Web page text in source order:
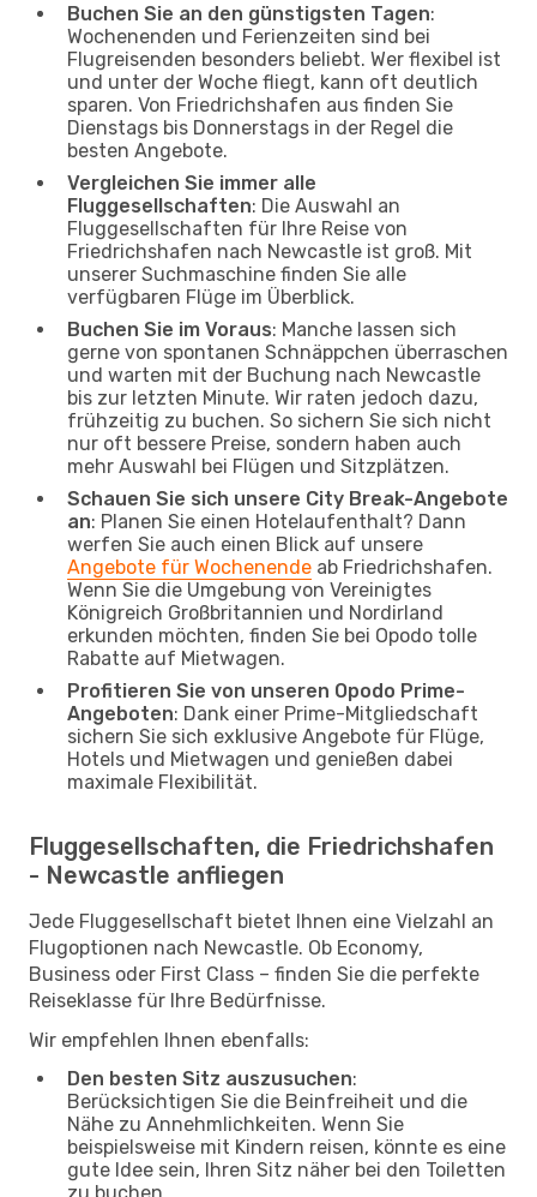
Buchen Sie an den günstigsten Tagen:
Wochenenden und Ferienzeiten sind bei
Flugreisenden besonders beliebt. Wer flexibel ist
und unter der Woche fliegt, kann oft deutlich
sparen. Von Friedrichshafen aus finden Sie
Dienstags bis Donnerstags in der Regel die
besten Angebote.
Vergleichen Sie immer alle
Fluggesellschaften: Die Auswahl an
Fluggesellschaften für Ihre Reise von
Friedrichshafen nach Newcastle ist groß. Mit
unserer Suchmaschine finden Sie alle
verfügbaren Flüge im Überblick.
Buchen Sie im Voraus: Manche lassen sich
gerne von spontanen Schnäppchen überraschen
und warten mit der Buchung nach Newcastle
bis zur letzten Minute. Wir raten jedoch dazu,
frühzeitig zu buchen. So sichern Sie sich nicht
nur oft bessere Preise, sondern haben auch
mehr Auswahl bei Flügen und Sitzplätzen.
Schauen Sie sich unsere City Break-Angebote
an: Planen Sie einen Hotelaufenthalt? Dann
werfen Sie auch einen Blick auf unsere
Angebote für Wochenende ab Friedrichshafen.
Wenn Sie die Umgebung von Vereinigtes
Königreich Großbritannien und Nordirland
erkunden möchten, finden Sie bei Opodo tolle
Rabatte auf Mietwagen.
Profitieren Sie von unseren Opodo Prime-
Angeboten: Dank einer Prime-Mitgliedschaft
sichern Sie sich exklusive Angebote für Flüge,
Hotels und Mietwagen und genießen dabei
maximale Flexibilität.
Fluggesellschaften, die Friedrichshafen
- Newcastle anfliegen
Jede Fluggesellschaft bietet Ihnen eine Vielzahl an
Flugoptionen nach Newcastle. Ob Economy,
Business oder First Class – finden Sie die perfekte
Reiseklasse für Ihre Bedürfnisse.
Wir empfehlen Ihnen ebenfalls:
Den besten Sitz auszusuchen:
Berücksichtigen Sie die Beinfreiheit und die
Nähe zu Annehmlichkeiten. Wenn Sie
beispielsweise mit Kindern reisen, könnte es eine
gute Idee sein, Ihren Sitz näher bei den Toiletten